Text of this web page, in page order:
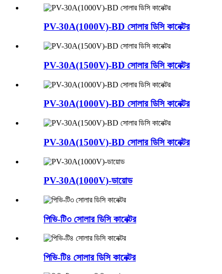
PV-30A(1000V)-BD সোলার ডিসি কানেক্টর
PV-30A(1500V)-BD সোলার ডিসি কানেক্টর
PV-30A(1000V)-BD সোলার ডিসি কানেক্টর
PV-30A(1500V)-BD সোলার ডিসি কানেক্টর
PV-30A(1000V)-ডায়োড
পিভি-টি৩ সোলার ডিসি কানেক্টর
পিভি-টি৪ সোলার ডিসি কানেক্টর